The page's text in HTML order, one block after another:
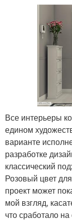
Все интерьеры
едином
варианте
разработке
классический
Розовый цвет
проект может
мой взгляд,
что сработало